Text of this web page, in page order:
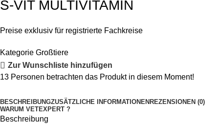
S-VIT MULTIVITAMIN
Preise exklusiv für registrierte Fachkreise
Kategorie Großtiere
Zur Wunschliste hinzufügen
13 Personen betrachten das Produkt in diesem Moment!
BESCHREIBUNGZUSÄTZLICHE INFORMATIONEN REZENSIONEN (0)
WARUM VETEXPERT ?
Beschreibung